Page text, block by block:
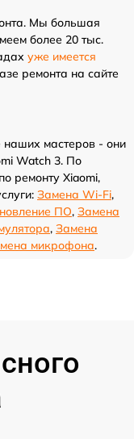
Мы большая
более 20 тыс.
уже имеется
ремонта на сайте
мастеров - они
Watch 3. По
ремонту Xiaomi,
Замена Wi-Fi,
ПО, Замена
, Замена
микрофона.